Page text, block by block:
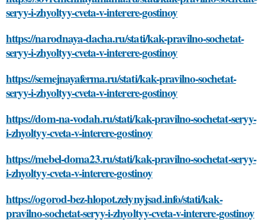
seryy-i-zhyoltyy-cveta-v-interere-gostinoy
https://narodnaya-dacha.ru/stati/kak-pravilno-sochetat-
seryy-i-zhyoltyy-cveta-v-interere-gostinoy
https://semejnayaferma.ru/stati/kak-pravilno-sochetat-
seryy-i-zhyoltyy-cveta-v-interere-gostinoy
https://dom-na-vodah.ru/stati/kak-pravilno-sochetat-seryy-
i-zhyoltyy-cveta-v-interere-gostinoy
https://mebel-doma23.ru/stati/kak-pravilno-sochetat-seryy-
i-zhyoltyy-cveta-v-interere-gostinoy
https://ogorod-bez-hlopot.zelynyjsad.info/stati/kak-
pravilno-sochetat-seryy-i-zhyoltyy-cveta-v-interere-gostinoy